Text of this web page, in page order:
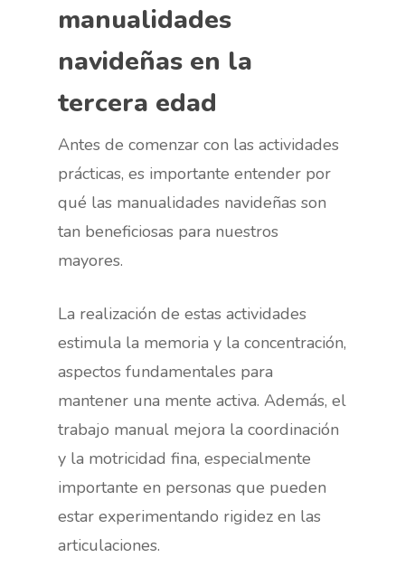
manualidades
navideñas en la
tercera edad
Antes de comenzar con las actividades
prácticas, es importante entender por
qué las manualidades navideñas son
tan beneficiosas para nuestros
mayores.
La realización de estas actividades
estimula la memoria y la concentración,
aspectos fundamentales para
mantener una mente activa. Además, el
trabajo manual mejora la coordinación
y la motricidad fina, especialmente
importante en personas que pueden
estar experimentando rigidez en las
articulaciones.